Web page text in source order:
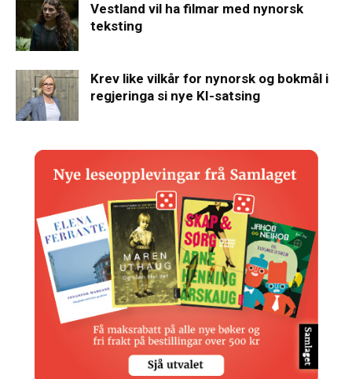
Vestland vil ha filmar med nynorsk
teksting
Krev like vilkår for nynorsk og bokmål i
regjeringa si nye KI-satsing